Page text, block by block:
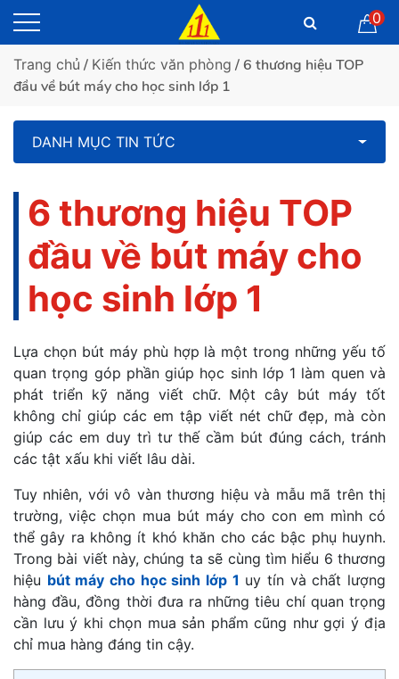
0
Trang chủ / Kiến thức văn phòng / 6 thương hiệu TOP
đầu về bút máy cho học sinh lớp 1
DANH MỤC TIN TỨC
6 thương hiệu TOP
đầu về bút máy cho
học sinh lớp 1
Lựa chọn bút máy phù hợp là một trong những yếu tố
quan trọng góp phần giúp học sinh lớp 1 làm quen và
phát triển kỹ năng viết chữ. Một cây bút máy tốt
không chỉ giúp các em tập viết nét chữ đẹp, mà còn
giúp các em duy trì tư thế cầm bút đúng cách, tránh
các tật xấu khi viết lâu dài.
Tuy nhiên, với vô vàn thương hiệu và mẫu mã trên thị
trường, việc chọn mua bút máy cho con em mình có
thể gây ra không ít khó khăn cho các bậc phụ huynh.
Trong bài viết này, chúng ta sẽ cùng tìm hiểu 6 thương
hiệu bút máy cho học sinh lớp 1 uy tín và chất lượng
hàng đầu, đồng thời đưa ra những tiêu chí quan trọng
cần lưu ý khi chọn mua sản phẩm cũng như gợi ý địa
chỉ mua hàng đáng tin cậy.